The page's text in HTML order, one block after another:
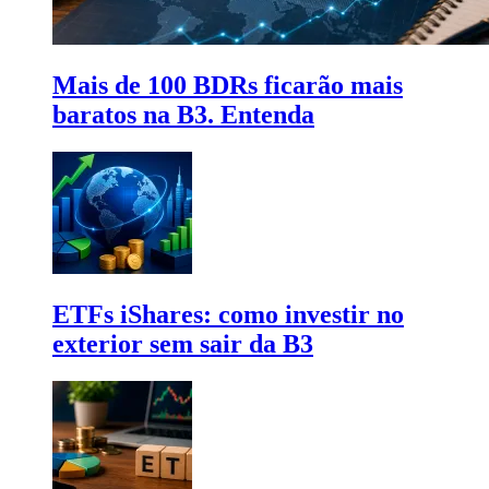
Mais de 100 BDRs ficarão mais
baratos na B3. Entenda
ETFs iShares: como investir no
exterior sem sair da B3